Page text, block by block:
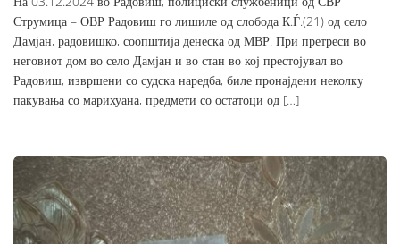
Струмица – ОВР Радовиш го лишиле од слобода К.Ѓ.(21) од село
Дамјан, радовишко, соопштија денеска од МВР. При претреси во
неговиот дом во село Дамјан и во стан во кој престојувал во
Радовиш, извршени со судска наредба, биле пронајдени неколку
пакувања со марихуана, предмети со остатоци од […]